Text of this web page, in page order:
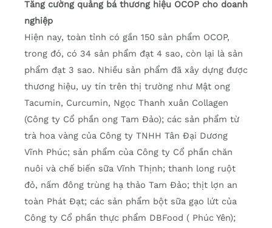
Tăng cường quảng bá thương hiệu OCOP cho doanh
nghiệp
Hiện nay, toàn tỉnh có gần 150 sản phẩm OCOP,
trong đó, có 34 sản phẩm đạt 4 sao, còn lại là sản
phẩm đạt 3 sao. Nhiều sản phẩm đã xây dựng được
thương hiệu, uy tín trên thị trường như Mật ong
Tacumin, Curcumin, Ngọc Thanh xuân Collagen
(Công ty Cổ phần ong Tam Đảo); các sản phẩm từ
trà hoa vàng của Công ty TNHH Tân Đại Dương
Vĩnh Phúc; sản phẩm của Công ty Cổ phần chăn
nuôi và chế biến sữa Vĩnh Thịnh; thanh long ruột
đỏ, nấm đông trùng hạ thảo Tam Đảo; thịt lợn an
toàn Phát Đạt; các sản phẩm bột sữa gạo lứt của
Công ty Cổ phần thực phẩm DBFood ( Phúc Yên);